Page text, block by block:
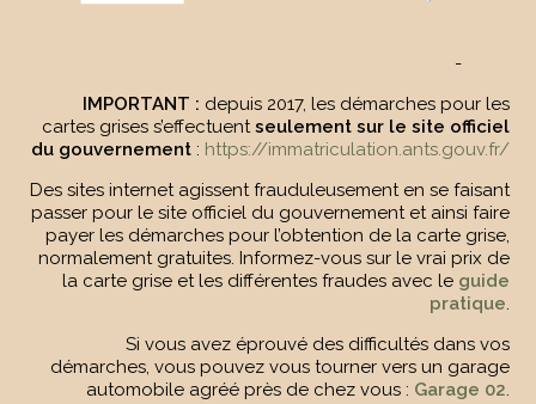
-
IMPORTANT : depuis 2017, les démarches pour les
cartes grises s’effectuentseulement sur le site officiel
du gouvernement: https://immatriculation.ants.gouv.fr/
Des sites internet agissent frauduleusement en se faisant
passer pour le site officiel du gouvernement et ainsi faire
payer les démarches pour l’obtention de la carte grise,
normalement gratuites. Informez-vous sur le vrai prix de
la carte grise et les différentes fraudes avec le guide
pratique.
Si vous avez éprouvé des difficultés dans vos
démarches, vous pouvez vous tourner vers un garage
automobile agréé près de chez vous : Garage 02.